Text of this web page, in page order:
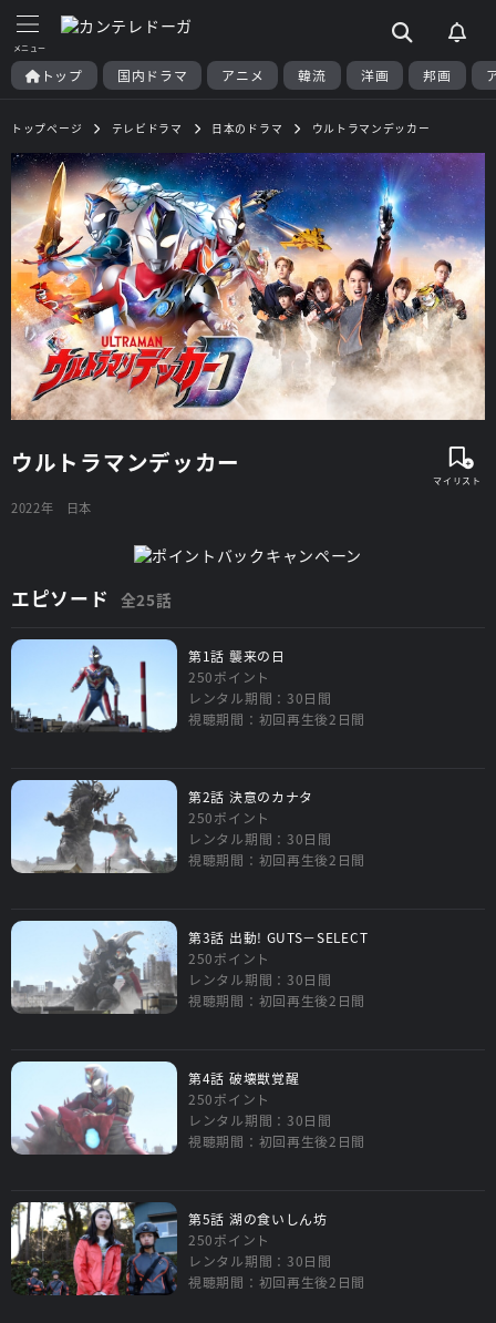
トップ 国内ドラマ アニメ 韓流 洋画 邦画
トップページ テレビドラマ 日本のドラマ ウルトラマンデッカー
ウルトラマンデッカー
2022年 日本
エピソード 全25話
第1話 襲来の日
250ポイント
レンタル期間：30日間
視聴期間：初回再生後2日間
第2話 決意のカナタ
250ポイント
レンタル期間：30日間
視聴期間：初回再生後2日間
第3話 出動! GUTS－SELECT
250ポイント
レンタル期間：30日間
視聴期間：初回再生後2日間
第4話 破壊獣覚醒
250ポイント
レンタル期間：30日間
視聴期間：初回再生後2日間
第5話 湖の食いしん坊
250ポイント
レンタル期間：30日間
視聴期間：初回再生後2日間